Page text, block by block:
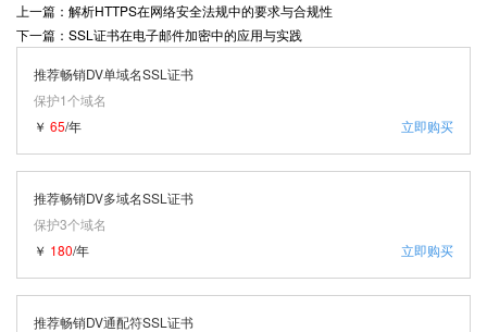
上一篇：解析HTTPS在网络安全法规中的要求与合规性
下一篇：SSL证书在电子邮件加密中的应用与实践
推荐畅销DV单域名SSL证书
保护1个域名
立即购买
￥ 65/年
推荐畅销DV多域名SSL证书
保护3个域名
立即购买
￥ 180/年
推荐畅销DV通配符SSL证书